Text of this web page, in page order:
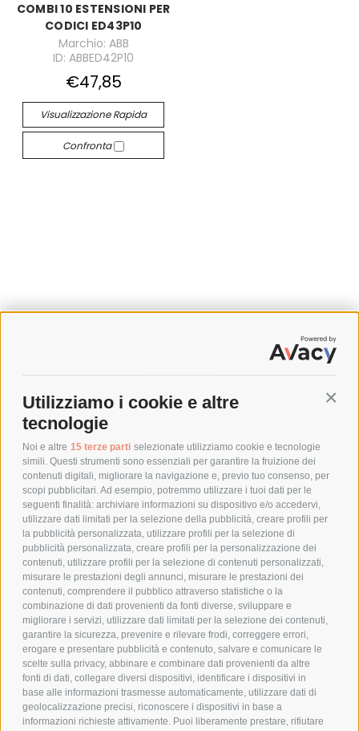
Utilizziamo i cookie e altre
tecnologie
Noi e altre 15 terze parti selezionate utilizziamo cookie e tecnologie
simili. Questi strumenti sono essenziali per garantire la fruizione dei
contenuti digitali, migliorare la navigazione e, previo tuo consenso, per
scopi pubblicitari. Ad esempio, potremmo utilizzare i tuoi dati per le
seguenti finalità: archiviare informazioni su dispositivo e/o accedervi,
utilizzare dati limitati per la selezione della pubblicità, creare profili per
la pubblicità personalizzata, utilizzare profili per la selezione di
pubblicità personalizzata, creare profili per la personalizzazione dei
contenuti, utilizzare profili per la selezione di contenuti personalizzati,
misurare le prestazioni degli annunci, misurare le prestazioni dei
contenuti, comprendere il pubblico attraverso statistiche o la
combinazione di dati provenienti da fonti diverse, sviluppare e
migliorare i servizi, utilizzare dati limitati per la selezione dei contenuti,
garantire la sicurezza, prevenire e rilevare frodi, correggere errori,
erogare e presentare pubblicità e contenuto, salvare e comunicare le
scelte sulla privacy, abbinare e combinare dati provenienti da altre
fonti di dati, collegare diversi dispositivi, identificare i dispositivi in
base alle informazioni trasmesse automaticamente, utilizzare dati di
geolocalizzazione precisi, riconoscere i dispositivi in base a
informazioni richieste attivamente. Puoi liberamente prestare, rifiutare
COMBI 10 ESTENSIONI PER
CODICI ED43P10
Marchio: ABB
ID: ABBED42P10
€47,85
Visualizzazione Rapida
Confronta
SPEDIZIONI
COSTI DI SPEDIZIONE
POLITICA DI RESO
POLICY
PRIVACY POLICY
COOKIE POLICY
PAGAMENTI SICURI
AZIENDA
CHI SIAMO
MARCHI TRATTATI
CONDOMINI